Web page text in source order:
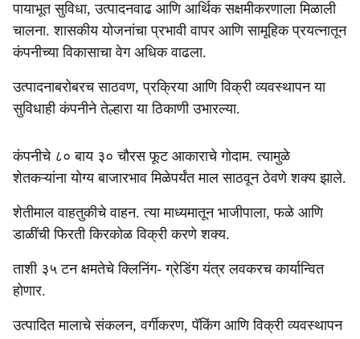
पायाभूत सुविधा, उत्पादनवाढ आणि आर्थिक सक्षमीकरणाला मिळाली
चालना. शासकीय योजनांचा प्रभावी वापर आणि सामूहिक प्रयत्नातून
कंपनीच्या विकासाचा वेग अधिक वाढला.
उत्पादनाबरोबरच साठवण, प्रक्रिया आणि विक्री व्यवस्थापन या
सुविधाही कंपनीने तेल्हारा या ठिकाणी उभारल्या.
कंपनीचे ८० बाय ३० चौरस फूट आकाराचे गोदाम. त्यामुळे
शेतकऱ्यांना योग्य बाजारभाव मिळेपर्यंत माल साठवून ठेवणे शक्य झाले.
शेतीमाल वाहतुकीचे वाहन. त्या माध्यमातून भाजीपाला, फळे आणि
डाळींची फिरती किरकोळ विक्री करणे शक्य.
ताशी ३५ टन क्षमतेचे क्लिनिंग- ग्रेडिंग यंत्र लवकरच कार्यान्वित
होणार.
उत्पादित मालाचे संकलन, वर्गीकरण, पॅकिंग आणि विक्री व्यवस्थापन